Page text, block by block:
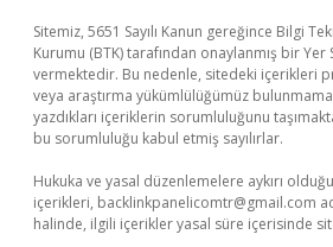
Sitemiz, 5651 Sayılı Kanun gereğince Bilgi
Kurumu (BTK) tarafından onaylanmış bir Yer
vermektedir. Bu nedenle, sitedeki içerikleri
veya araştırma yükümlülüğümüz
yazdıkları içeriklerin sorumluluğunu
bu sorumluluğu kabul etmiş sayılırlar.
Hukuka ve yasal düzenlemelere aykırı
içerikleri, backlinkpanelicomtr@gmail.com
halinde, ilgili içerikler yasal süre içerisinde